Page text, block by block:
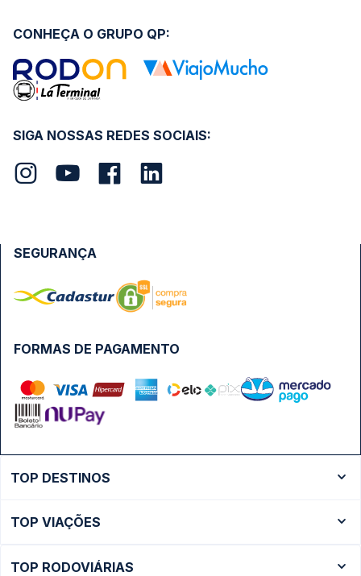
SIGA NOSSAS REDES SOCIAIS:
CONHEÇA O GRUPO QP:
FORMAS DE PAGAMENTO
SEGURANÇA
TOP DESTINOS
Ônibus São Paulo
TOP VIAÇÕES
TOP RODOVIÁRIAS